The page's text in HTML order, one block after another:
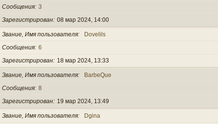
Сообщения 3
Зарегистрирован 08 мар 2024, 14:00
Звание, Имя пользователя
Dovelils
Сообщения 6
Зарегистрирован
18 мар 2024, 13:33
Звание, Имя пользователя
BarbeQue
Сообщения 8
Зарегистрирован
19 мар 2024, 13:49
Звание, Имя пользователя
Dgina